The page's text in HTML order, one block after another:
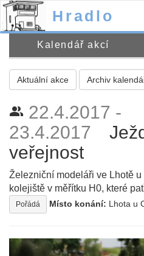
Hradlo
Kalendář akcí
Aktuální akce Archiv
people_alt 22.4.2017 -
23.4.2017
veřejnost
Železniční modeláři ve Lhotě
kolejiště v měřítku H0, které
Pořádá Místo konání: Lhota u